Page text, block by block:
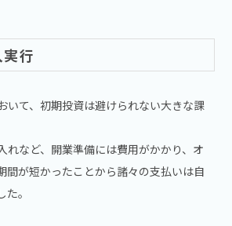
行
いて、初期投資は避けられない大きな課
れなど、開業準備には費用がかかり、オ
間が短かったことから諸々の支払いは自
。